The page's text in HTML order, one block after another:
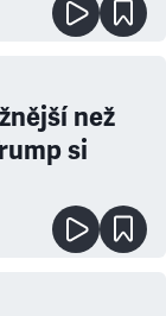
než
si